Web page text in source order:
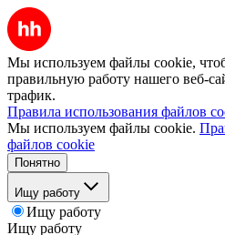
Мы используем файлы cookie,
правильную работу нашего веб-
трафик.
Правила использования файлов
Мы используем файлы cookie.
файлов cookie
Понятно
Ищу работу
Ищу работу
Ищу работу